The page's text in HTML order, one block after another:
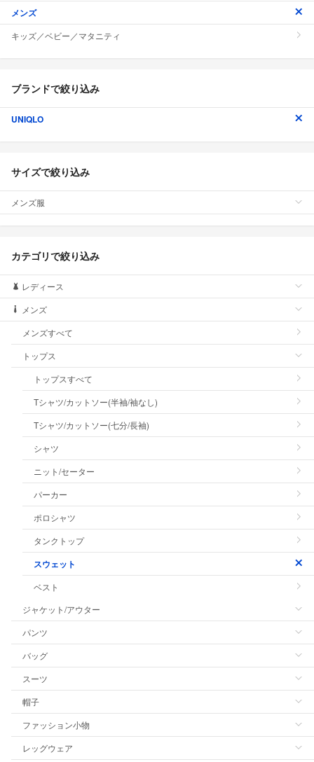
メンズ
キッズ／ベビー／マタニティ
ブランドで絞り込み
UNIQLO
サイズで絞り込み
メンズ服
カテゴリで絞り込み
レディース
メンズ
メンズすべて
トップス
トップスすべて
Tシャツ/カットソー(半袖/袖なし)
Tシャツ/カットソー(七分/長袖)
シャツ
ニット/セーター
パーカー
ポロシャツ
タンクトップ
スウェット
ベスト
ジャケット/アウター
パンツ
バッグ
スーツ
帽子
ファッション小物
レッグウェア